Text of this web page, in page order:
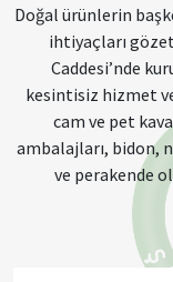
Doğal ürünlerin
ihtiyaçları
Caddesi’nde
kesintisiz hizmet
cam ve pet
ambalajları, bidon,
ve perakende